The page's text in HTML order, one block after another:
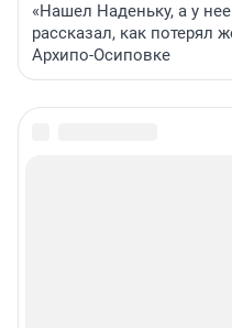
«Нашел Наденьку, а у
рассказал, как потерял
Архипо-Осиповке